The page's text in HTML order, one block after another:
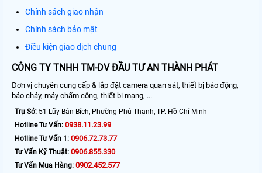
Chính sách giao nhận
Chính sách bảo mật
Điều kiện giao dịch chung
CÔNG TY TNHH TM-DV ĐẦU TƯ AN THÀNH PHÁT
Đơn vị chuyên cung cấp & lắp đặt camera quan sát, thiết bị báo động,
báo cháy, máy chấm công, thiết bị mạng, ...
Trụ Sở: 51 Lũy Bán Bích, Phường Phú Thạnh, TP. Hồ Chí Minh
Hotline Tư Vấn: 0938.11.23.99
Hotline Tư Vấn 1: 0906.72.73.77
Tư Vấn Kỹ Thuật: 0906.855.330
Tư Vấn Mua Hàng: 0902.452.577